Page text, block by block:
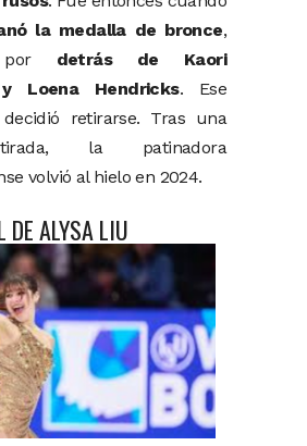
la medalla de bronce,
por detrás de Kaori
Loena Hendricks. Ese
retirarse. Tras una
la patinadora
volvió al hielo en 2024.
DE ALYSA LIU